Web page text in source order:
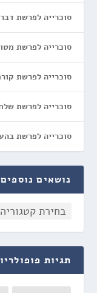
סוכרייה לפרשת
סוכרייה לפרשת
סוכרייה לפרשת
סוכרייה לפרשת
סוכרייה לפרשת
נושאים נוספים
תגיות